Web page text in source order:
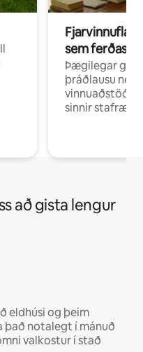
sem ferðast
Þægilegar
þráðlausu neti
vinnuaðstöðu
sinnir
að gista lengur
eldhúsi og þeim
það notalegt í mánuð
valkostur í stað